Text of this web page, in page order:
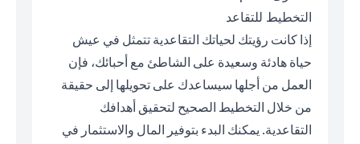
التخطيط للتقاعد
إذا كانت رؤيتك لحياتك التقاعدية تتمثل في عيش
حياة هادئة وسعيدة على الشاطئ مع أحبائك، فإن
العمل من أجلها سيساعدك على تحويلها إلى حقيقة
من خلال التخطيط الصحيح لتحقيق أهدافك
التقاعدية. يمكنك البدء بتوفير المال والاستثمار في